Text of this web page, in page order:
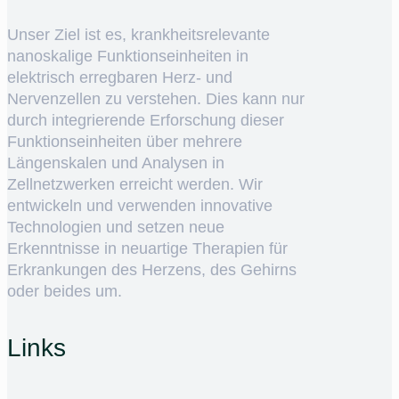
Unser Ziel ist es, krankheitsrelevante
nanoskalige Funktionseinheiten in
elektrisch erregbaren Herz- und
Nervenzellen zu verstehen. Dies kann nur
durch integrierende Erforschung dieser
Funktionseinheiten über mehrere
Längenskalen und Analysen in
Zellnetzwerken erreicht werden. Wir
entwickeln und verwenden innovative
Technologien und setzen neue
Erkenntnisse in neuartige Therapien für
Erkrankungen des Herzens, des Gehirns
oder beides um.
Links